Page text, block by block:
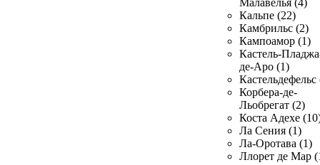
Малавелья (4)
Кальпе (22)
Камбрильс (2)
Кампоамор (1)
Кастель-
де-Аро (1)
Кастельдефельс
Корбера-де-
Льобрегат (2)
Коста Адехе
Ла Сения (1)
Ла-Оротава (1)
Ллорет де Мар